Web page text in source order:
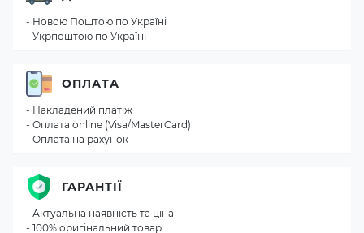
- Новою Поштою по Україні
- Укрпоштою по Україні
ОПЛАТА
- Накладений платіж
- Оплата online (Visa/MasterCard)
- Оплата на рахунок
ГАРАНТІЇ
- Актуальна наявність та ціна
- 100% оригінальний товар